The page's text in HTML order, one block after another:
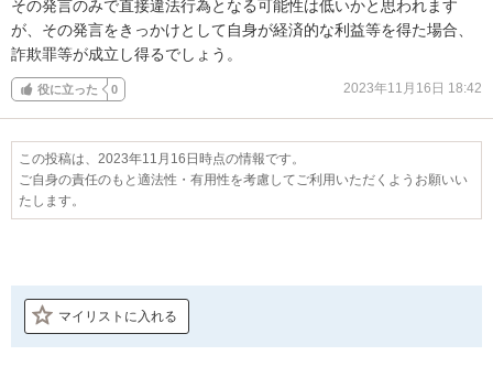
その発言のみで直接違法行為となる可能性は低いかと思われます
が、その発言をきっかけとして自身が経済的な利益等を得た場合、
詐欺罪等が成立し得るでしょう。
役に立った 0 2023年11月16日 18:42
この投稿は、2023年11月16日時点の情報です。
ご自身の責任のもと適法性・有用性を考慮してご利用いただくようお願いい
たします。
マイリストに入れる